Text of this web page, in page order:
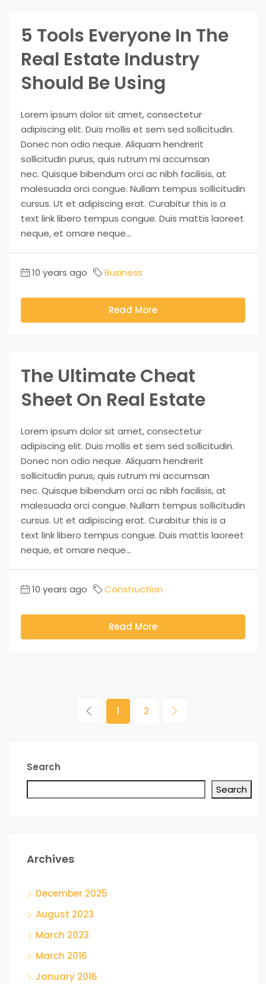
5 Tools Everyone In The
Real Estate Industry
Should Be Using
Lorem ipsum dolor sit amet, consectetur
adipiscing elit. Duis mollis et sem sed sollicitudin.
Donec non odio neque. Aliquam hendrerit
sollicitudin purus, quis rutrum mi accumsan
nec. Quisque bibendum orci ac nibh facilisis, at
malesuada orci congue. Nullam tempus sollicitudin
cursus. Ut et adipiscing erat. Curabitur this is a
text link libero tempus congue. Duis mattis laoreet
neque, et ornare neque...
10 years ago Business
Read More
The Ultimate Cheat
Sheet On Real Estate
Lorem ipsum dolor sit amet, consectetur
adipiscing elit. Duis mollis et sem sed sollicitudin.
Donec non odio neque. Aliquam hendrerit
sollicitudin purus, quis rutrum mi accumsan
nec. Quisque bibendum orci ac nibh facilisis, at
malesuada orci congue. Nullam tempus sollicitudin
cursus. Ut et adipiscing erat. Curabitur this is a
text link libero tempus congue. Duis mattis laoreet
neque, et ornare neque...
10 years ago Construction
Read More
1 2
Search
Search
Archives
December 2025
August 2023
March 2023
March 2016
January 2016